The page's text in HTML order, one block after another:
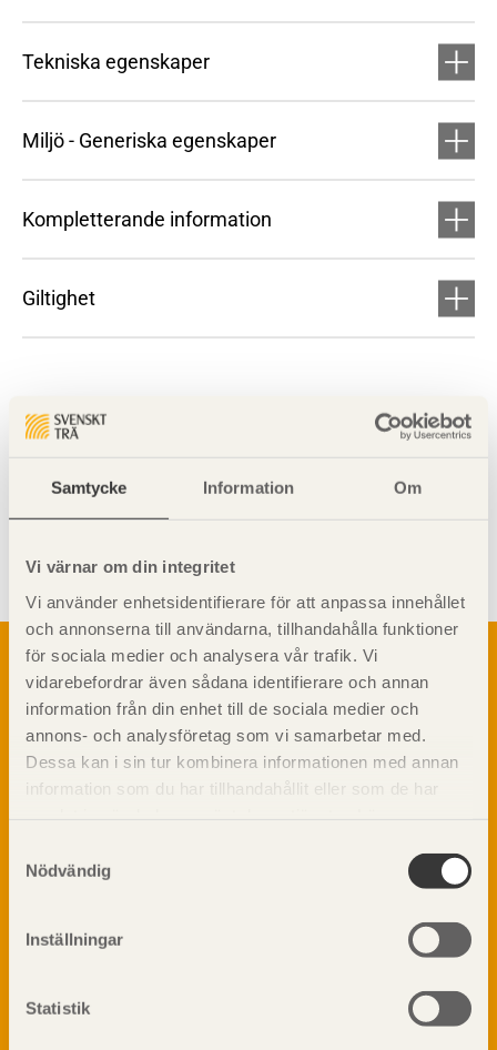
Samtycke Information Om
Vi värnar om din integritet
Vi använder enhetsidentifierare för att anpassa innehållet
och annonserna till användarna, tillhandahålla funktioner
för sociala medier och analysera vår trafik. Vi
vidarebefordrar även sådana identifierare och annan
information från din enhet till de sociala medier och
annons- och analysföretag som vi samarbetar med.
Dessa kan i sin tur kombinera informationen med annan
information som du har tillhandahållit eller som de har
Nödvändig
Inställningar
Statistik
Tekniska egenskaper
Miljö - Generiska egenskaper
Kompletterande information
Giltighet
Om trä
Materialet trä
Skogsbruk
Barrträdets uppbyggnad
Träets egenskaper och kvalitet
Kemisk behandling
Fakta om Limträ
Fukt
Ljud
TräGuiden är den digitala handboken för trä och
materialet trä samt instruktioner för byggande
med trä.
Prenumerera på TräGuidens nyhetsbrev!